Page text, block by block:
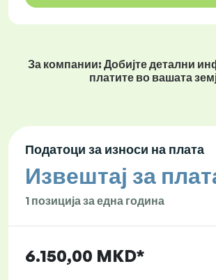
За компании: Добијте детални
платите во вашата
Податоци за износи на плата
Извештај за
1 позиција за една година
6.150,00 MKD*